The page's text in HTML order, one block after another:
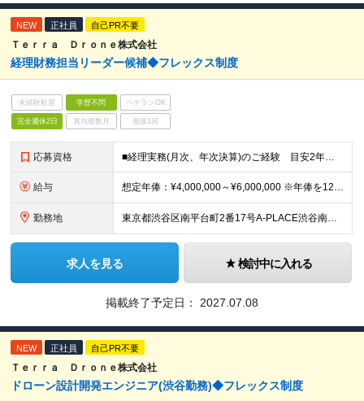
NEW 正社員 自己PR不要
Ｔｅｒｒａ Ｄｒｏｎｅ株式会社
経理財務担当リーダー候補◆フレックス制度
未経験歓迎 学歴不問 ベテランOK
完全週休2日 賞与複数月 面接1回
応募資格 ■経理実務(月次、年次決算)のご経験 目安2年以上 ■簿記3級以上程度の基礎知識 ■会計ソフトの使用経験（例：freee、マネーフォワードなど） ■基本的なPCスキル（Excel、Word） ■学歴不
給与 想定年俸：¥4,000,000～¥6,000,000 ※年俸を12で割り、1/12を月額支給分とします。 月額：¥333,334～¥500,000 基本給：¥246,534～¥369,800 みなし残
勤務地 東京都渋谷区南平台町2番17号A-PLACE渋谷南平台4階 （変更の範囲） 当社の支社およびグループ会社拠点 本ポジションは原則就業場所の変更はございません。
求人を見る 検討中に入れる
掲載終了予定日： 2027.07.08
NEW 正社員 自己PR不要
Ｔｅｒｒａ Ｄｒｏｎｅ株式会社
ドローン設計開発エンジニア(渋谷勤務)◆フレックス制度